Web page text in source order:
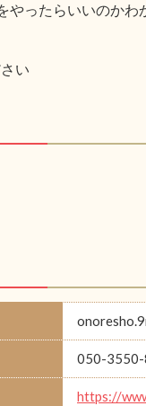
やったらいいのかわ
い
050-
https://